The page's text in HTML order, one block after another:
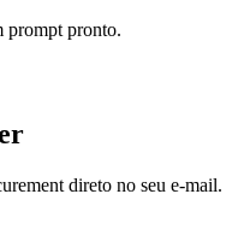
prompt pronto.
direto no seu e-mail.